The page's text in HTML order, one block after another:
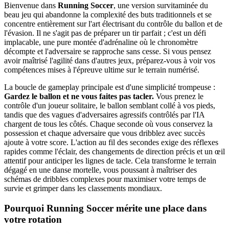
Bienvenue dans Running Soccer, une version survitaminée du
beau jeu qui abandonne la complexité des buts traditionnels et se
concentre entièrement sur l'art électrisant du contrôle du ballon et de
l'évasion. Il ne s'agit pas de préparer un tir parfait ; c'est un défi
implacable, une pure montée d'adrénaline où le chronomètre
décompte et l'adversaire se rapproche sans cesse. Si vous pensez
avoir maîtrisé l'agilité dans d'autres jeux, préparez-vous à voir vos
compétences mises à l'épreuve ultime sur le terrain numérisé.
La boucle de gameplay principale est d'une simplicité trompeuse :
Gardez le ballon et ne vous faites pas tacler. Vous prenez le
contrôle d'un joueur solitaire, le ballon semblant collé à vos pieds,
tandis que des vagues d'adversaires agressifs contrôlés par l'IA
chargent de tous les côtés. Chaque seconde où vous conservez la
possession et chaque adversaire que vous dribblez avec succès
ajoute à votre score. L'action au fil des secondes exige des réflexes
rapides comme l'éclair, des changements de direction précis et un œil
attentif pour anticiper les lignes de tacle. Cela transforme le terrain
dégagé en une danse mortelle, vous poussant à maîtriser des
schémas de dribbles complexes pour maximiser votre temps de
survie et grimper dans les classements mondiaux.
Pourquoi Running Soccer mérite une place dans
votre rotation